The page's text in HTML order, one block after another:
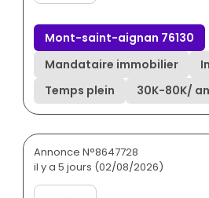
Mont-saint-aignan 76130
Mandataire immobilier
Temps plein
30K-80K/ an
Annonce N°8647728
il y a 5 jours (02/08/2026)